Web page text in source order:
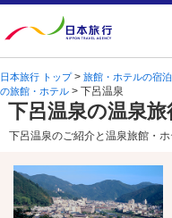
日本旅行 トップ> 旅館・ホテルの宿
の旅館・ホテル > 下呂温泉
下呂温泉の温泉旅
下呂温泉のご紹介と温泉旅館・